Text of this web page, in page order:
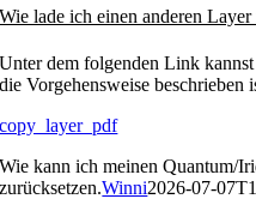
Wie lade ich einen anderen
Unter dem folgenden Link
die Vorgehensweise beschrieben
copy_layer_pdf
Wie kann ich meinen Quantum/
zurücksetzen.Winni2026-07-